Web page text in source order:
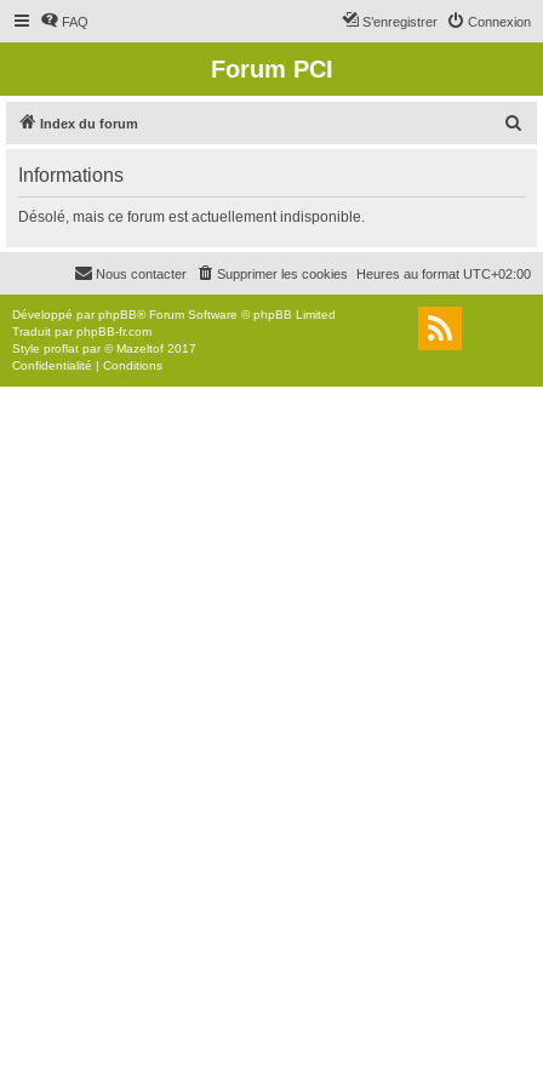
FAQ Connexion
S’enregistrer
Forum PCI
Index du forum
r
c
r
Informations
Désolé, mais ce forum est actuellement indisponible.
Heures au format UTC+02:00
Supprimer les cookies
Nous contacter
Développé parphpBB® Forum Software © phpBB Limited
Traduit parphpBB-fr.com
Style proflat par ©Mazeltof 2017
Confidentialité | Conditions